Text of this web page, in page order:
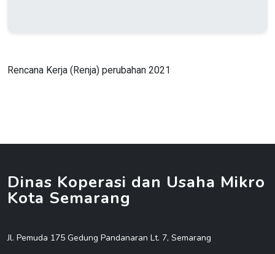
Rencana Kerja (Renja) perubahan 2021
Dinas Koperasi dan Usaha Mikro
Kota Semarang
Jl. Pemuda 175 Gedung Pandanaran Lt. 7, Semarang